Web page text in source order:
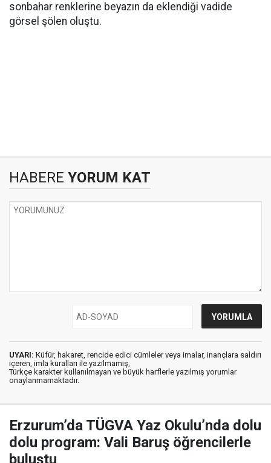
sonbahar renklerine beyazın da eklendiği vadide
görsel şölen oluştu.
HABERE YORUM KAT
UYARI: Küfür, hakaret, rencide edici cümleler veya imalar, inançlara saldırı
içeren, imla kuralları ile yazılmamış,
Türkçe karakter kullanılmayan ve büyük harflerle yazılmış yorumlar
onaylanmamaktadır.
Erzurum’da TÜGVA Yaz Okulu’nda dolu
dolu program: Vali Baruş öğrencilerle
buluştu